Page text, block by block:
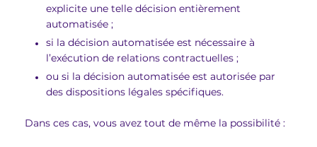
explicite une telle décision entièrement
automatisée ;
si la décision automatisée est nécessaire à
l’exécution de relations contractuelles ;
ou si la décision automatisée est autorisée par
des dispositions légales spécifiques.
Dans ces cas, vous avez tout de même la possibilité :